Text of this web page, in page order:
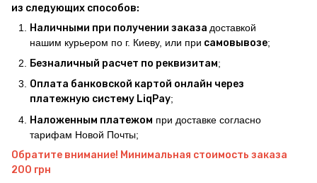
из следующих способов:
Наличными при получении заказа доставкой
нашим курьером по г. Киеву, или при самовывозе;
Безналичный расчет по реквизитам;
Оплата банковской картой онлайн через
платежную систему LiqPay;
Наложенным платежом при доставке согласно
тарифам Новой Почты;
Обратите внимание! Минимальная стоимость заказа
200 грн